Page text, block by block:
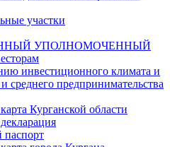
участки
УПОЛНОМОЧЕННЫЙ
инвестиционного климата и
среднего предпринимательства
Курганской области